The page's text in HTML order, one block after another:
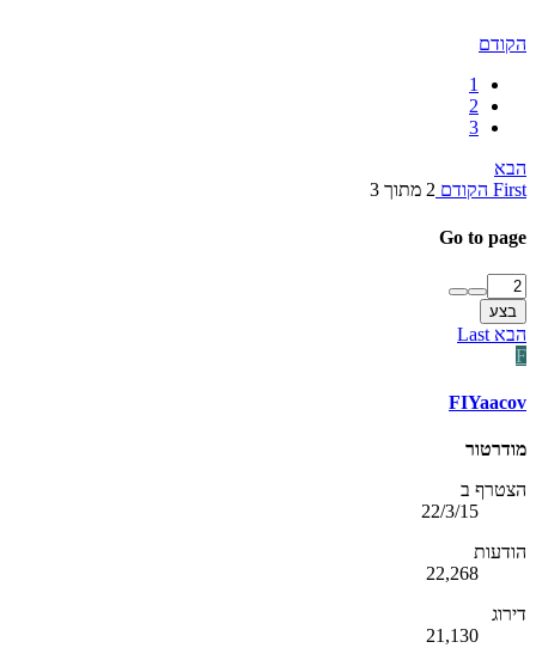
הקודם
1
2
3
הבא
First הקודם 2 מתוך 3
Go to page
בצע
הבא Last
F
FIYaacov
מודרטור
הצטרף ב
22/3/15
הודעות
22,268
דירוג
21,130